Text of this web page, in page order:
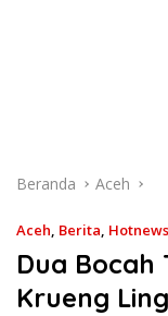
Beranda Aceh
Aceh, Berita, Hotnews
Dua Bocah
Krueng